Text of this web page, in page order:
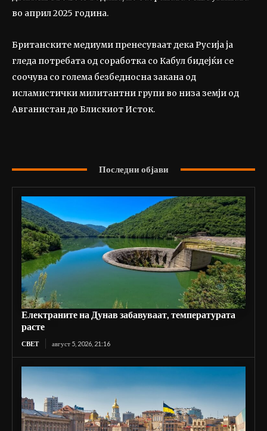
во април 2025 година.
Британските медиуми пренесуваат дека Русија ја
гледа потребата од соработка со Кабул бидејќи се
соочува со голема безбедносна закана од
исламистички милитантни групи во низа земји од
Авганистан до Блискиот Исток.
Последни објави
Електраните на Дунав забавуваат, температурата
расте
СВЕТ август 5, 2026, 21:16